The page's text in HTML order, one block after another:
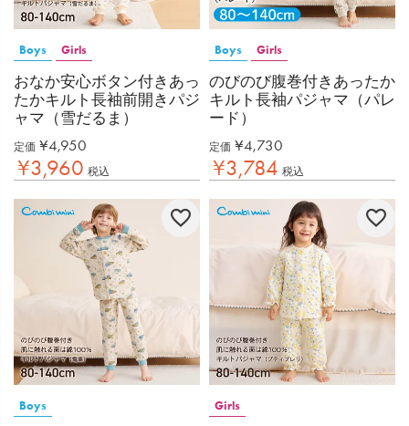
Boys Girls
おなか安心ボタン付きあっ
たかキルト長袖前開きパジ
ャマ（雪だるま）
定価 ¥4,950
¥3,960 税込
Boys Girls
のびのび腹巻付きあったか
キルト長袖パジャマ（パレ
ード）
定価 ¥4,730
¥3,784 税込
Boys Girls